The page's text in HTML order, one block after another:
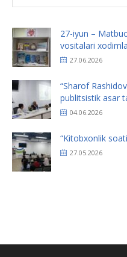
27-iyun –
vositalari
27.06.2026
“Sharof
publitsistik asar
04.06.2026
“Kitobxonlik
27.05.2026